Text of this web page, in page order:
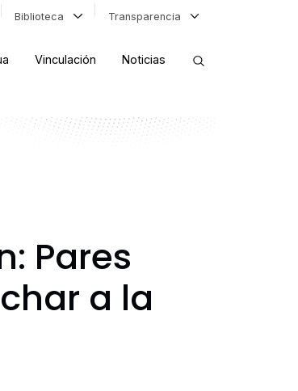
Biblioteca Transparencia
Vinculación Noticias
Pares
a la